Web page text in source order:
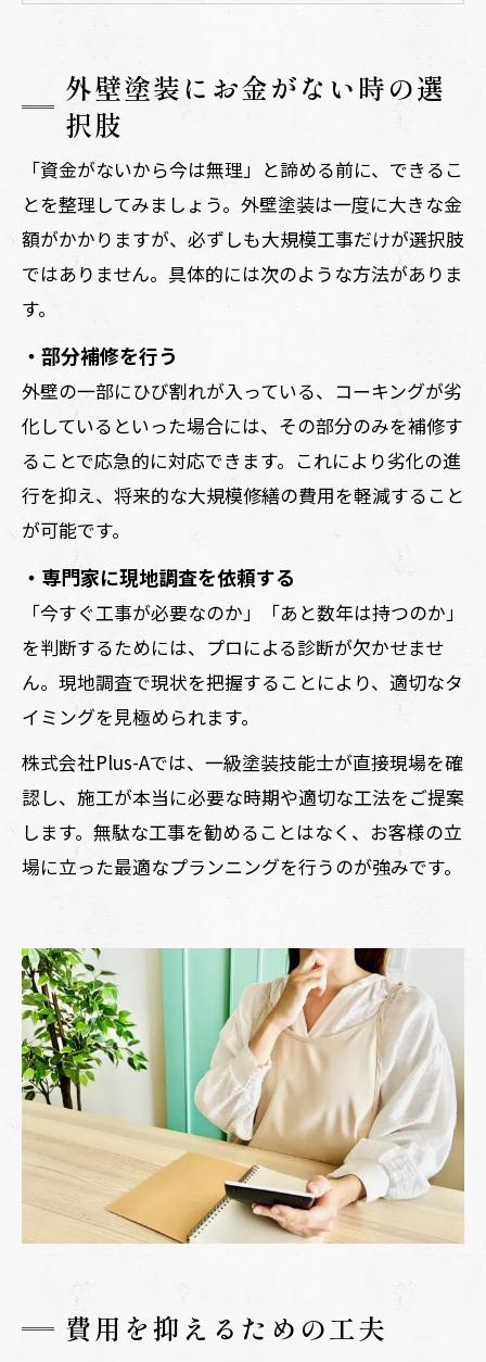
外壁塗装にお金がない時の選
択肢
「資金がないから今は無理」と諦める前に、できるこ
とを整理してみましょう。外壁塗装は一度に大きな金
額がかかりますが、必ずしも大規模工事だけが選択肢
ではありません。具体的には次のような方法がありま
す。
・部分補修を行う
外壁の一部にひび割れが入っている、コーキングが劣
化しているといった場合には、その部分のみを補修す
ることで応急的に対応できます。これにより劣化の進
行を抑え、将来的な大規模修繕の費用を軽減すること
が可能です。
・専門家に現地調査を依頼する
「今すぐ工事が必要なのか」「あと数年は持つのか」
を判断するためには、プロによる診断が欠かせませ
ん。現地調査で現状を把握することにより、適切なタ
イミングを見極められます。
株式会社Plus-Aでは、一級塗装技能士が直接現場を確
認し、施工が本当に必要な時期や適切な工法をご提案
します。無駄な工事を勧めることはなく、お客様の立
場に立った最適なプランニングを行うのが強みです。
費用を抑えるための工夫